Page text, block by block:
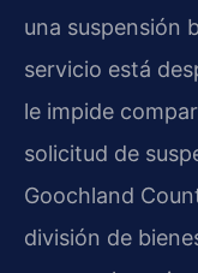
una suspensión
servicio está
le impide
solicitud de
Goochland
división de